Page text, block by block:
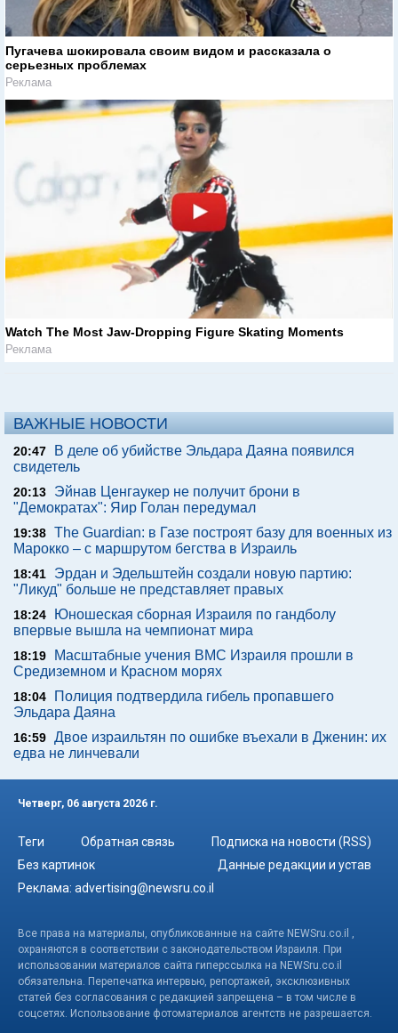
Пугачева шокировала своим видом и рассказала о
серьезных проблемах
Реклама
Watch The Most Jaw‑Dropping Figure Skating Moments
Реклама
ВАЖНЫЕ НОВОСТИ
20:47
В деле об убийстве Эльдара Даяна появился
свидетель
20:13
Эйнав Ценгаукер не получит брони в
"Демократах": Яир Голан передумал
19:38 The Guardian: в Газе построят базу для военных из
Марокко – с маршрутом бегства в Израиль
18:41
Эрдан и Эдельштейн создали новую партию:
"Ликуд" больше не представляет правых
18:24
Юношеская сборная Израиля по гандболу
впервые вышла на чемпионат мира
18:19
Масштабные учения ВМС Израиля прошли в
Средиземном и Красном морях
18:04
Полиция подтвердила гибель пропавшего
Эльдара Даяна
16:59 Двое израильтян по ошибке въехали в Дженин: их
едва не линчевали
Четверг, 06 августа 2026 г.
Теги Обратная связь
Подписка на новости (RSS)
Без картинок
Данные редакции и устав
Реклама: advertising@newsru.co.il
Все права на материалы, опубликованные на сайте NEWSru.co.il ,
охраняются в соответствии с законодательством Израиля. При
использовании материалов сайта гиперссылка на NEWSru.co.il
обязательна. Перепечатка интервью, репортажей, эксклюзивных
статей без согласования с редакцией запрещена – в том числе в
соцсетях. Использование фотоматериалов агентств не разрешается.